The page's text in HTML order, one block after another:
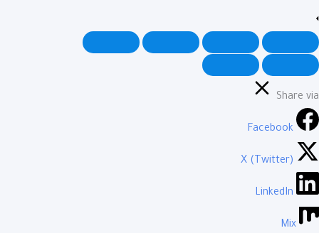
Share via
Facebook
X (Twitter)
LinkedIn
Mix